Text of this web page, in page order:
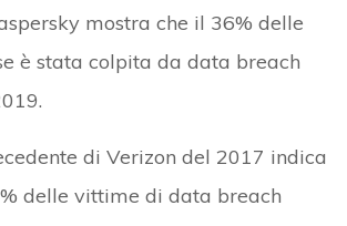
mostra che il 36% delle
è stata colpita da data breach
di Verizon del 2017 indica
delle vittime di data breach